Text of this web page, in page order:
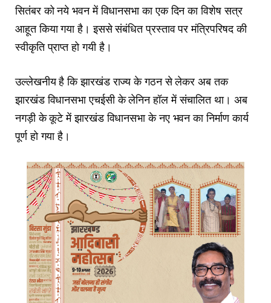
सितंबर को नये भवन में विधानसभा का एक दिन का विशेष सत्र
आहूत किया गया है। इससे संबंधित प्रस्ताव पर मंत्रिपरिषद की
स्वीकृति प्राप्त हो गयी है।
उल्लेखनीय है कि झारखंड राज्य के गठन से लेकर अब तक
झारखंड विधानसभा एचईसी के लेनिन हॉल में संचालित था। अब
नगड़ी के कूटे में झारखंड विधानसभा के नए भवन का निर्माण कार्य
पूर्ण हो गया है।